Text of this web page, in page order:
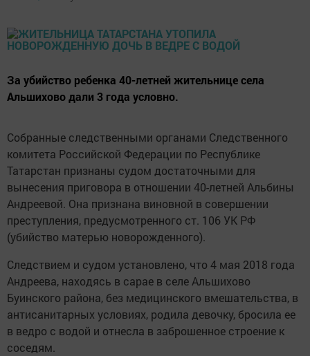
За убийство ребенка 40-летней жительнице села
Альшихово дали 3 года условно.
Собранные следственными органами Следственного
комитета Российской Федерации по Республике
Татарстан признаны судом достаточными для
вынесения приговора в отношении 40-летней Альбины
Андреевой. Она признана виновной в совершении
преступления, предусмотренного ст. 106 УК РФ
(убийство матерью новорожденного).
Следствием и судом установлено, что 4 мая 2018 года
Андреева, находясь в сарае в селе Альшихово
Буинского района, без медицинского вмешательства, в
антисанитарных условиях, родила девочку, бросила ее
в ведро с водой и отнесла в заброшенное строение к
соседям.